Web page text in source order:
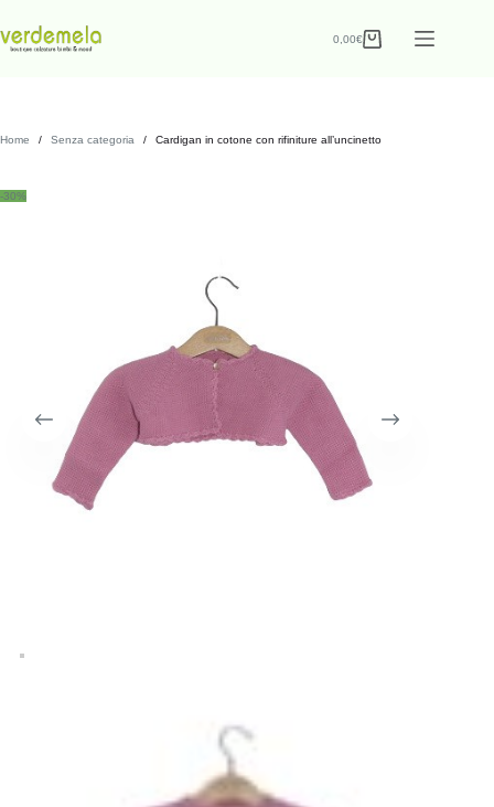
0,00€
Home / Senza categoria / Cardigan in cotone con rifiniture all’uncinetto
-30%